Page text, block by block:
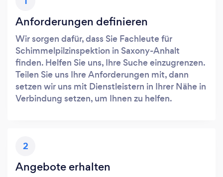
Anforderungen definieren
Wir sorgen dafür, dass Sie Fachleute für
Schimmelpilzinspektion in Saxony-Anhalt
finden. Helfen Sie uns, Ihre Suche einzugrenzen.
Teilen Sie uns Ihre Anforderungen mit, dann
setzen wir uns mit Dienstleistern in Ihrer Nähe in
Verbindung setzen, um Ihnen zu helfen.
2
Angebote erhalten